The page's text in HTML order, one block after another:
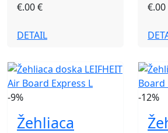
€.00 €
DETAIL
€.00
-9%
Žehliaca
-12%